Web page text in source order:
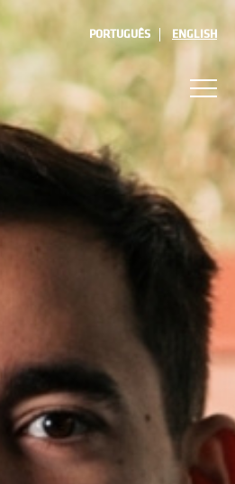
PORTUGUÊS ENGLISH